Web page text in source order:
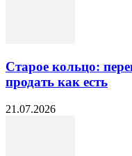
Старое кольцо:
продать как есть
21.07.2026